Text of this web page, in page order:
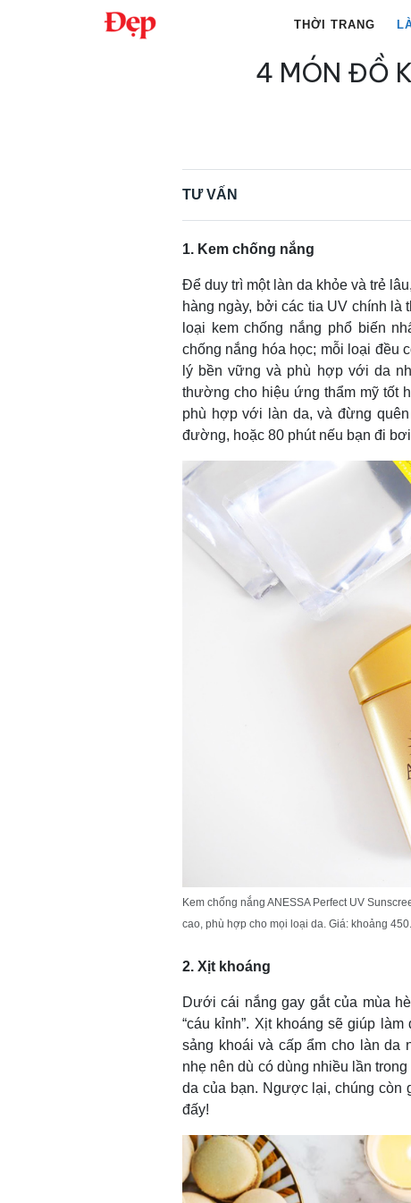
THỜI TRANG
4 MÓN ĐỒ
TƯ VẤN
1. Kem chống nắng
Để duy trì một làn da khỏe và trẻ
hàng ngày, bởi các tia UV chính là
loại kem chống nắng phổ biến
chống nắng hóa học; mỗi loại đều
lý bền vững và phù hợp với da
thường cho hiệu ứng thẩm mỹ tốt
phù hợp với làn da, và đừng
đường, hoặc 80 phút nếu bạn đi
Kem chống nắng ANESSA Perfect UV
cao, phù hợp cho mọi loại da. Giá: khoảng
2. Xịt khoáng
Dưới cái nắng gay gắt của mùa
“cáu kỉnh”. Xịt khoáng sẽ giúp
sảng khoái và cấp ẩm cho làn da
nhẹ nên dù có dùng nhiều lần
da của bạn. Ngược lại, chúng còn
đấy!